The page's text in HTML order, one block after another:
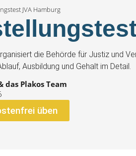
JVA Hamburg
die Behörde für Justiz und
Ausbildung und Gehalt im Detail.
das Plakos Team
üben